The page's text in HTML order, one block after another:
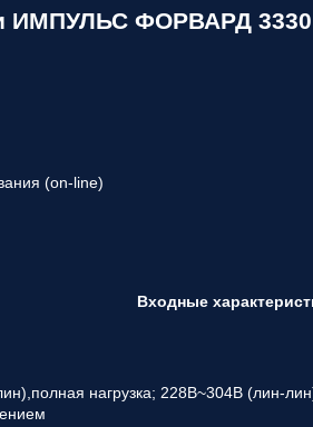
ИМПУЛЬС ФОРВАРД 3330
(on-line)
Входные
нагрузка; 228В~304В (лин-